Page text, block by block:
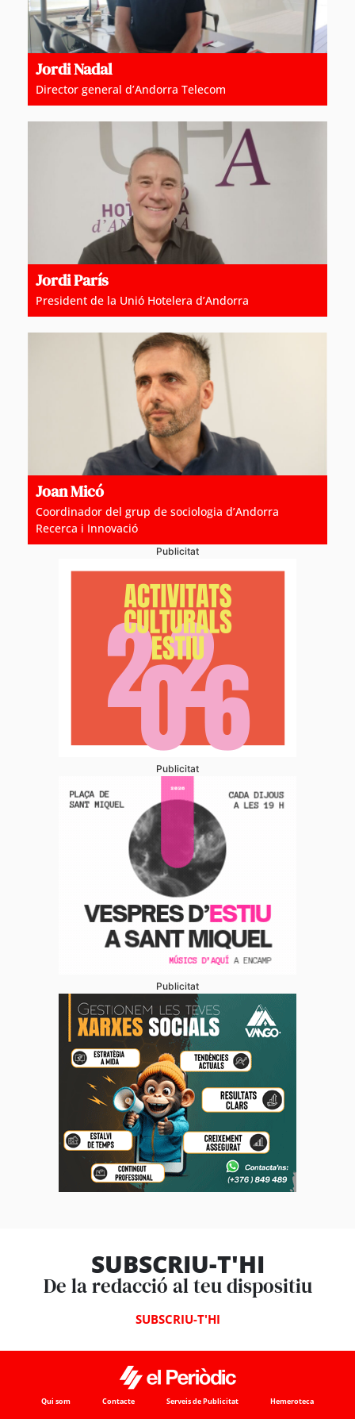
Jordi Nadal
Director general d’Andorra Telecom
Jordi París
President de la Unió Hotelera d’Andorra
Joan Micó
Coordinador del grup de sociologia d’Andorra
Recerca i Innovació
Publicitat
Publicitat
Publicitat
SUBSCRIU-T'HI
De la redacció al teu dispositiu
SUBSCRIU-T'HI
Qui som Contacte Serveis de Publicitat Hemeroteca